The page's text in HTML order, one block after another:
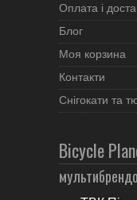
Оплата і
Блог
Моя корзина
Контакти
Снігокати та
Bicycle